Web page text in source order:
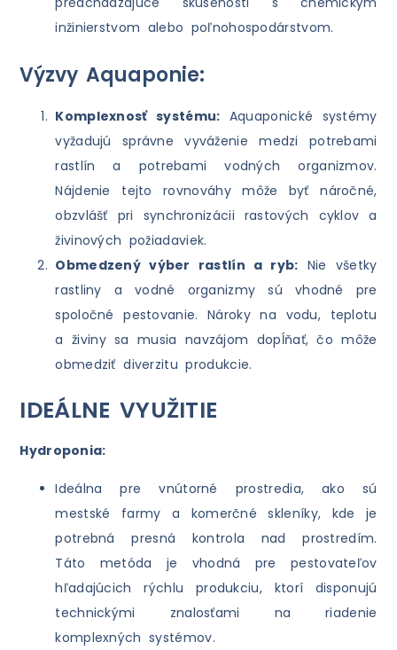
inžinierstvom alebo poľnohospodárstvom.
Výzvy Aquaponie:
Komplexnosť systému: Aquaponické systémy
vyžadujú správne vyváženie medzi potrebami
rastlín a potrebami vodných organizmov.
Nájdenie tejto rovnováhy môže byť náročné,
obzvlášť pri synchronizácii rastových cyklov a
živinových požiadaviek.
Obmedzený výber rastlín a ryb: Nie všetky
rastliny a vodné organizmy sú vhodné pre
spoločné pestovanie. Nároky na vodu, teplotu
a živiny sa musia navzájom dopĺňať, čo môže
obmedziť diverzitu produkcie.
IDEÁLNE VYUŽITIE
Hydroponia:
Ideálna pre vnútorné prostredia, ako sú
mestské farmy a komerčné skleníky, kde je
potrebná presná kontrola nad prostredím.
Táto metóda je vhodná pre pestovateľov
hľadajúcich rýchlu produkciu, ktorí disponujú
technickými znalosťami na riadenie
komplexných systémov.